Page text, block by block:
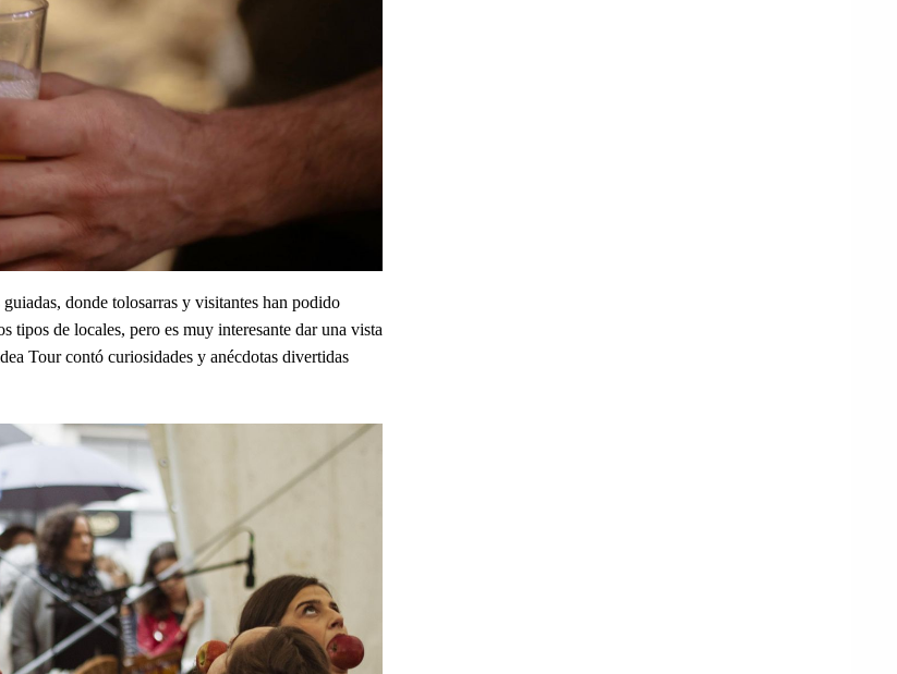
donde tolosarras y visitantes han podido
tipos de locales, pero es muy interesante dar una vista
Tour contó curiosidades y anécdotas divertidas